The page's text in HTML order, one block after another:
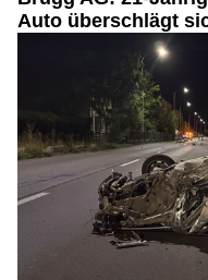
Auto überschlägt